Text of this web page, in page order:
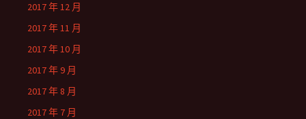
2017 年 12 月
2017 年 11 月
2017 年 10 月
2017 年 9 月
2017 年 8 月
2017 年 7 月